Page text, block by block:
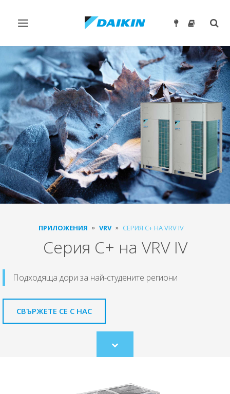
Превключване
навигация
ПРИЛОЖЕНИЯ VRV СЕРИЯ С+ НА VRV IV
Серия С+ на VRV IV
Подходяща дори за най-студените региони
СВЪРЖЕТЕ СЕ С НАС
Scroll
to